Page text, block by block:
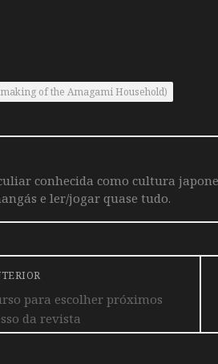
of the Amagami Household)
conhecida como cultura
e ler/jogar quase tudo.
para escolher próximos
da revista